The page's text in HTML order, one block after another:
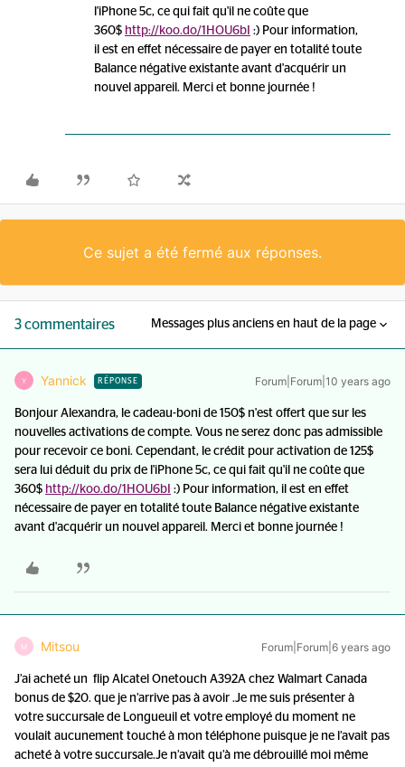
l'iPhone 5c, ce qui fait qu'il ne coûte que
360$ http://koo.do/1HOU6bI :) Pour information,
il est en effet nécessaire de payer en totalité toute
Balance négative existante avant d'acquérir un
nouvel appareil. Merci et bonne journée !
Ce sujet a été fermé aux réponses.
3 commentaires Messages plus anciens en haut de la page
Y Yannick RÉPONSE Forum|Forum|10 years ago
Bonjour Alexandra, le cadeau-boni de 150$ n'est offert que sur les
nouvelles activations de compte. Vous ne serez donc pas admissible
pour recevoir ce boni. Cependant, le crédit pour activation de 125$
sera lui déduit du prix de l'iPhone 5c, ce qui fait qu'il ne coûte que
360$ http://koo.do/1HOU6bI :) Pour information, il est en effet
nécessaire de payer en totalité toute Balance négative existante
avant d'acquérir un nouvel appareil. Merci et bonne journée !
M Mitsou Forum|Forum|6 years ago
J’ai acheté un flip Alcatel Onetouch A392A chez Walmart Canada
bonus de $20. que je n’arrive pas à avoir .Je me suis présenter à
votre succursale de Longueuil et votre employé du moment ne
voulait aucunement touché à mon téléphone puisque je ne l’avait pas
acheté à votre succursale.Je n’avait qu’à me débrouillé moi même